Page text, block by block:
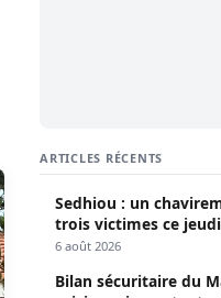
ARTICLES RÉCENTS
Sedhiou : un
trois
6 août 2026
Bilan sécuritaire du